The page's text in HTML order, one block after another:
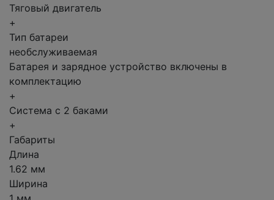
Тяговый двигатель
+
Тип батареи
необслуживаемая
Батарея и зарядное устройство включены в
комплектацию
+
Система с 2 баками
+
Габариты
Длина
1.62 мм
Ширина